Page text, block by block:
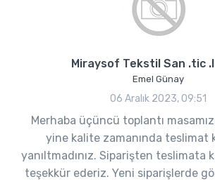
Miraysof Tekstil San .tic
Emel Günay
06 Aralık 2023, 09:51
Merhaba üçüncü toplantı
yine kalite zamanında teslimat
yanıltmadınız. Siparişten teslimata
teşekkür ederiz. Yeni siparişlerde